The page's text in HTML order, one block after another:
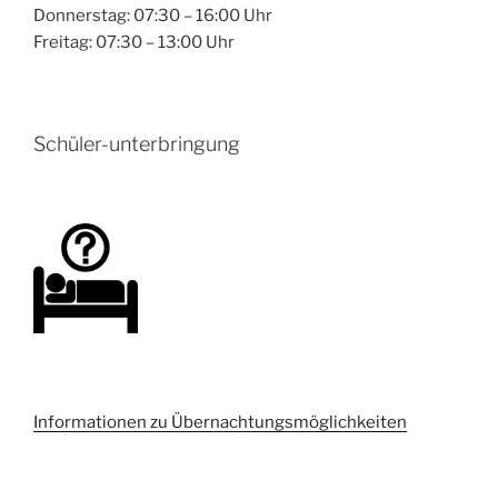
Donnerstag: 07:30 – 16:00 Uhr
Freitag: 07:30 – 13:00 Uhr
Schüler-unterbringung
Informationen zu Übernachtungsmöglichkeiten